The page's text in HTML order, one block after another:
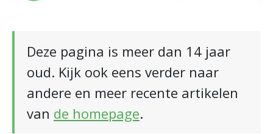
Deze pagina is meer dan 14 jaar
oud. Kijk ook eens verder naar
andere en meer recente artikelen
van de homepage.